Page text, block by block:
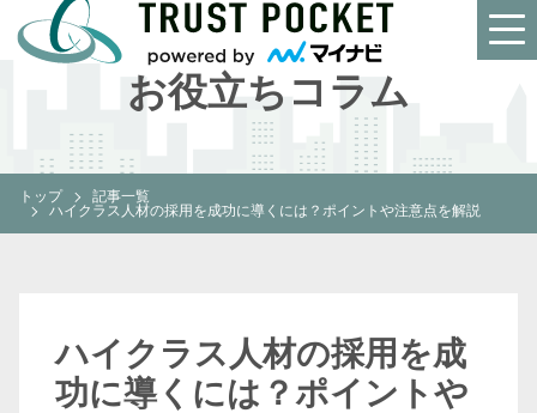
INFORMATION
お役立ちコラム
トップ
記事一覧
ハイクラス人材の採用を成功に導くには？ポイントや注意点を解説
ハイクラス人材の採用を成
功に導くには？ポイントや